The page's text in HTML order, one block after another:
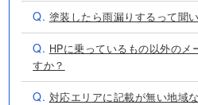
Q. 塗装したら雨漏りするって聞
Q. HPに乗っているもの以外のメ
すか？
Q. 対応エリアに記載が無い地域